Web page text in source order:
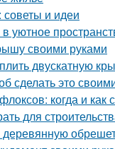
и идеи
уютное
своими руками
двускатную
сделать это
когда и как
для